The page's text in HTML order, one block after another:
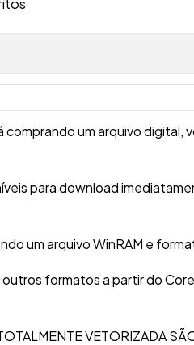
um arquivo digital,
para download
um arquivo WinRAM e
formatos a partir do
VETORIZADA